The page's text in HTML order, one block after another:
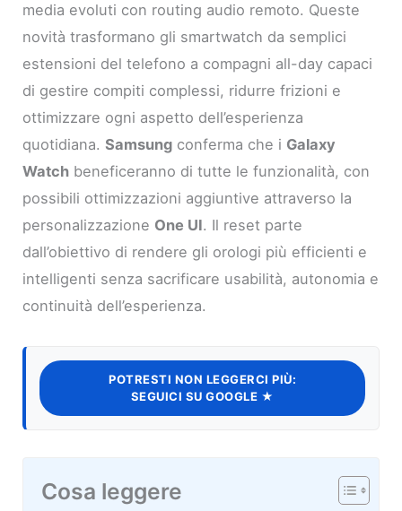
media evoluti con routing audio remoto. Queste
novità trasformano gli smartwatch da semplici
estensioni del telefono a compagni all-day capaci
di gestire compiti complessi, ridurre frizioni e
ottimizzare ogni aspetto dell’esperienza
quotidiana.Samsung conferma che i Galaxy
Watch beneficeranno di tutte le funzionalità, con
possibili ottimizzazioni aggiuntive attraverso la
personalizzazione One UI. Il reset parte
dall’obiettivo di rendere gli orologi più efficienti e
intelligenti senza sacrificare usabilità, autonomia e
continuità dell’esperienza.
POTRESTI NON LEGGERCI PIÙ:
SEGUICI SU GOOGLE ★
Cosa leggere